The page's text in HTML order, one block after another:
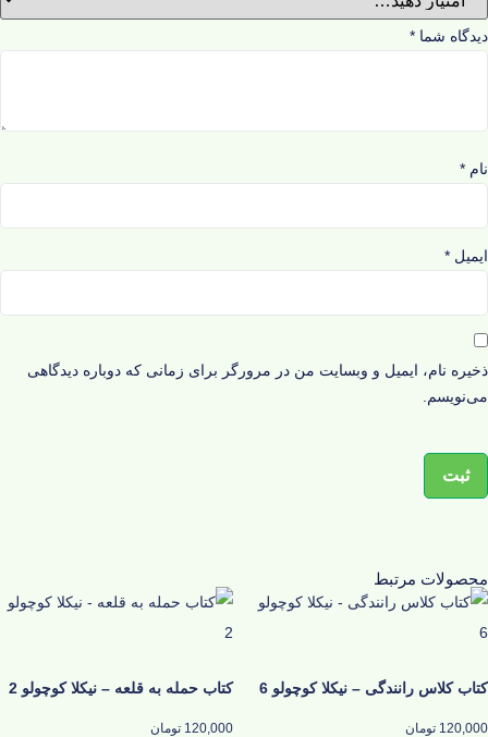
دیدگاه شما *
نام *
ایمیل *
ذخیره نام، ایمیل و وبسایت من در مرورگر برای زمانی که دوباره دیدگاهی
می‌نویسم.
محصولات مرتبط
کتاب کلاس رانندگی – نیکلا کوچولو 6
120,000 تومان
کتاب حمله به قلعه – نیکلا کوچولو 2
120,000 تومان